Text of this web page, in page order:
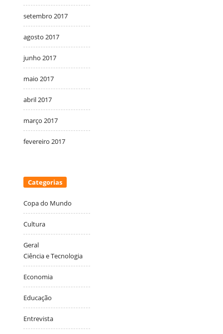
setembro 2017
agosto 2017
junho 2017
maio 2017
abril 2017
março 2017
fevereiro 2017
Categorias
Copa do Mundo
Cultura
Geral
Ciência e Tecnologia
Economia
Educação
Entrevista